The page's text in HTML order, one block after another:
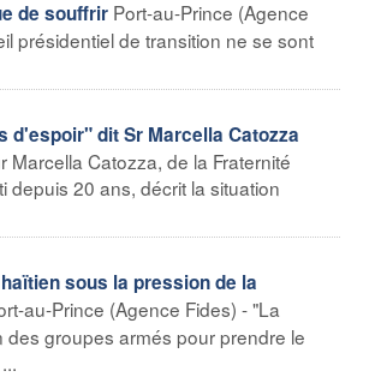
de souffrir Port-au-Prince (Agence
présidentiel de transition ne se sont
d'espoir" dit Sr Marcella Catozza
Catozza, de la Fraternité
depuis 20 ans, décrit la situation
sous la pression de la
au-Prince (Agence Fides) - "La
groupes armés pour prendre le